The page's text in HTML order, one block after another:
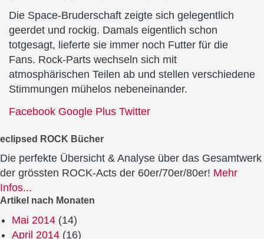
Die Space-Bruderschaft zeigte sich gelegentlich
geerdet und rockig. Damals eigentlich schon
totgesagt, lieferte sie immer noch Futter für die
Fans. Rock-Parts wechseln sich mit
atmosphärischen Teilen ab und stellen verschiedene
Stimmungen mühelos nebeneinander.
Facebook Google Plus Twitter
eclipsed ROCK Bücher
Die perfekte Übersicht & Analyse über das Gesamtwerk
der grössten ROCK-Acts der 60er/70er/80er! Mehr
Infos...
Artikel nach Monaten
Mai 2014 (14)
April 2014 (16)